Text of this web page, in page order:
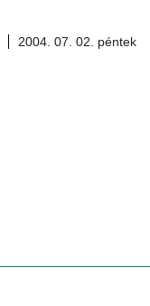
2004. 07. 02. péntek